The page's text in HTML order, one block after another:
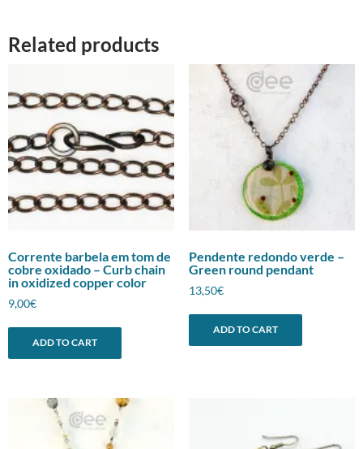
Related products
Corrente barbela em tom de
cobre oxidado – Curb chain
in oxidized copper color
9,00€
ADD TO CART
Pendente redondo verde –
Green round pendant
13,50€
ADD TO CART